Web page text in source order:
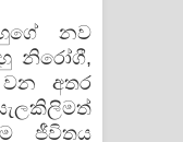
නව
නිරෝගී,
අතර
ජීවිතය